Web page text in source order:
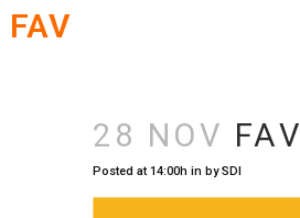
FAV
28 NOV FAV
Posted at 14:00h in bySDI